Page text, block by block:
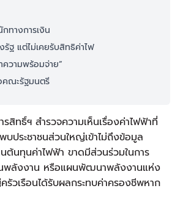
ทางการเงิน
ฐ แต่ไม่เคยรับสิทธิค่าไฟ
วามพร้อมจ่าย”
คณะรัฐมนตรี
สิทธิ์ฯ สำรวจความเห็นเรื่องค่าไฟฟ้าที่
บประชาชนส่วนใหญ่เข้าไม่ถึงข้อมูล
ต้นทุนค่าไฟฟ้า ขาดมีส่วนร่วมในการ
พลังงาน หรือแผนพัฒนาพลังงานแห่ง
วเรือนได้รับผลกระทบค่าครองชีพหาก